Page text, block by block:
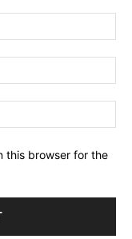
this browser for the